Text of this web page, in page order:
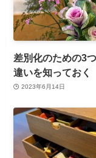
差別化のための3
違いを知っておく
2023年6月14日